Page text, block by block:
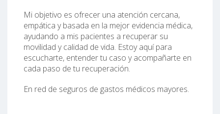
Mi objetivo es ofrecer una atención cercana,
empática y basada en la mejor evidencia médica,
ayudando a mis pacientes a recuperar su
movilidad y calidad de vida. Estoy aquí para
escucharte, entender tu caso y acompañarte en
cada paso de tu recuperación.
En red de seguros de gastos médicos mayores.